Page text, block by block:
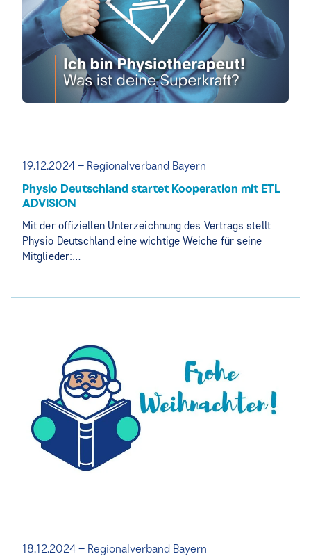
19.12.2024 – Regionalverband Bayern
Physio Deutschland startet Kooperation mit ETL
ADVISION
Mit der offiziellen Unterzeichnung des Vertrags stellt
Physio Deutschland eine wichtige Weiche für seine
Mitglieder:…
18.12.2024 – Regionalverband Bayern